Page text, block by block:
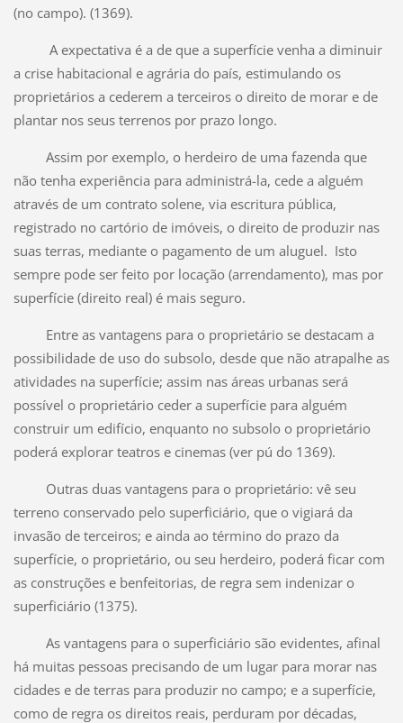
(no campo). (1369).
A expectativa é a de que a superfície venha a diminuir
a crise habitacional e agrária do país, estimulando os
proprietários a cederem a terceiros o direito de morar e de
plantar nos seus terrenos por prazo longo.
Assim por exemplo, o herdeiro de uma fazenda que
não tenha experiência para administrá-la, cede a alguém
através de um contrato solene, via escritura pública,
registrado no cartório de imóveis, o direito de produzir nas
suas terras, mediante o pagamento de um aluguel. Isto
sempre pode ser feito por locação (arrendamento), mas por
superfície (direito real) é mais seguro.
Entre as vantagens para o proprietário se destacam a
possibilidade de uso do subsolo, desde que não atrapalhe as
atividades na superfície; assim nas áreas urbanas será
possível o proprietário ceder a superfície para alguém
construir um edifício, enquanto no subsolo o proprietário
poderá explorar teatros e cinemas (ver pú do 1369).
Outras duas vantagens para o proprietário: vê seu
terreno conservado pelo superficiário, que o vigiará da
invasão de terceiros; e ainda ao término do prazo da
superfície, o proprietário, ou seu herdeiro, poderá ficar com
as construções e benfeitorias, de regra sem indenizar o
superficiário (1375).
As vantagens para o superficiário são evidentes, afinal
há muitas pessoas precisando de um lugar para morar nas
cidades e de terras para produzir no campo; e a superfície,
como de regra os direitos reais, perduram por décadas,